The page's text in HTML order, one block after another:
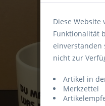
Diese Website
Funktionalität
einverstanden
nicht zur
Artikel in
Merkzettel